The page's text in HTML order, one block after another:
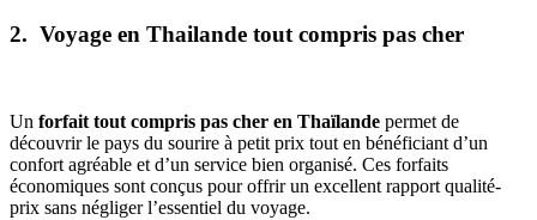
2. Voyage en Thailande tout compris pas cher
Un forfait tout compris pas cher en Thaïlande permet de
découvrir le pays du sourire à petit prix tout en bénéficiant d’un
confort agréable et d’un service bien organisé. Ces forfaits
économiques sont conçus pour offrir un excellent rapport qualité-
prix sans négliger l’essentiel du voyage.